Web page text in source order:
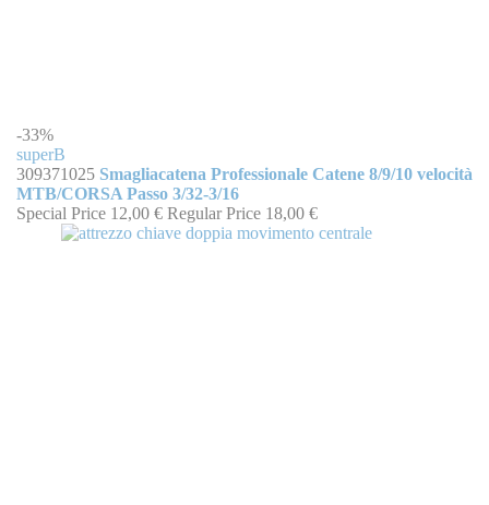
-33%
superB
309371025 Smagliacatena Professionale Catene 8/9/10 velocità
MTB/CORSA Passo 3/32-3/16
Special Price 12,00 € Regular Price 18,00 €